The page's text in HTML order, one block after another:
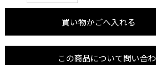
この商品について問い合